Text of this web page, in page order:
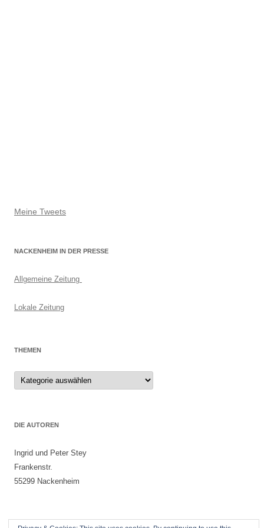
Meine Tweets
NACKENHEIM IN DER PRESSE
Allgemeine Zeitung
Lokale Zeitung
THEMEN
Themen
DIE AUTOREN
Ingrid und Peter Stey
Frankenstr.
55299 Nackenheim